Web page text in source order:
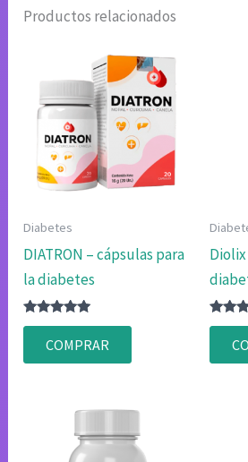
Productos relacionados
Diabetes
DIATRON – cápsulas para
la diabetes
Valorado
4.83
de 5
COMPRAR
4.75
de 5